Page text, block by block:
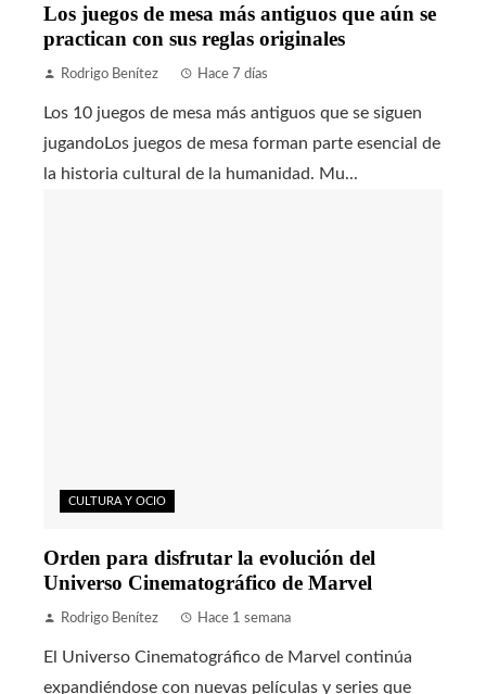
Los juegos de mesa más antiguos que aún se
practican con sus reglas originales
Rodrigo Benítez Hace 7 días
Los 10 juegos de mesa más antiguos que se siguen
jugandoLos juegos de mesa forman parte esencial de
la historia cultural de la humanidad. Mu...
CULTURA Y OCIO
Orden para disfrutar la evolución del
Universo Cinematográfico de Marvel
Rodrigo Benítez Hace 1 semana
El Universo Cinematográfico de Marvel continúa
expandiéndose con nuevas películas y series que